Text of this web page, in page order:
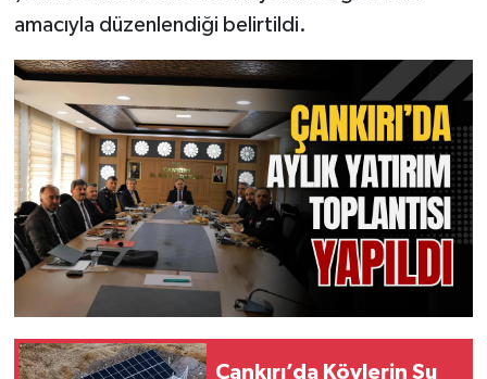
amacıyla düzenlendiği belirtildi.
Çankırı’da Köylerin Su